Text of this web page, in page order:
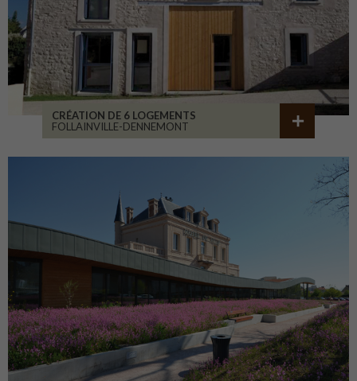
CRÉATION DE 6 LOGEMENTS
FOLLAINVILLE-DENNEMONT